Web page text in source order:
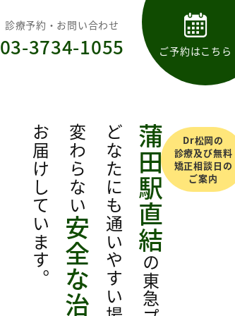
診療予約・お問い合わせ
03-3734-1055 ご予約はこちら
蒲田駅直結
どなたにも通いやすい場所で、
変わらない
安全な治療
お届けしています。
Dr松岡の
診療及び無料
矯正相談日の
ご案内